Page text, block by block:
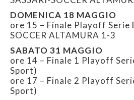
DOMENICA 18 MAGGIO
ore 15 – Finale Playoff Serie
SOCCER ALTAMURA 1-3
SABATO 31 MAGGIO
ore 14 – Finale 1 Playoff
Sport)
ore 17 – Finale 2 Playoff
Sport)